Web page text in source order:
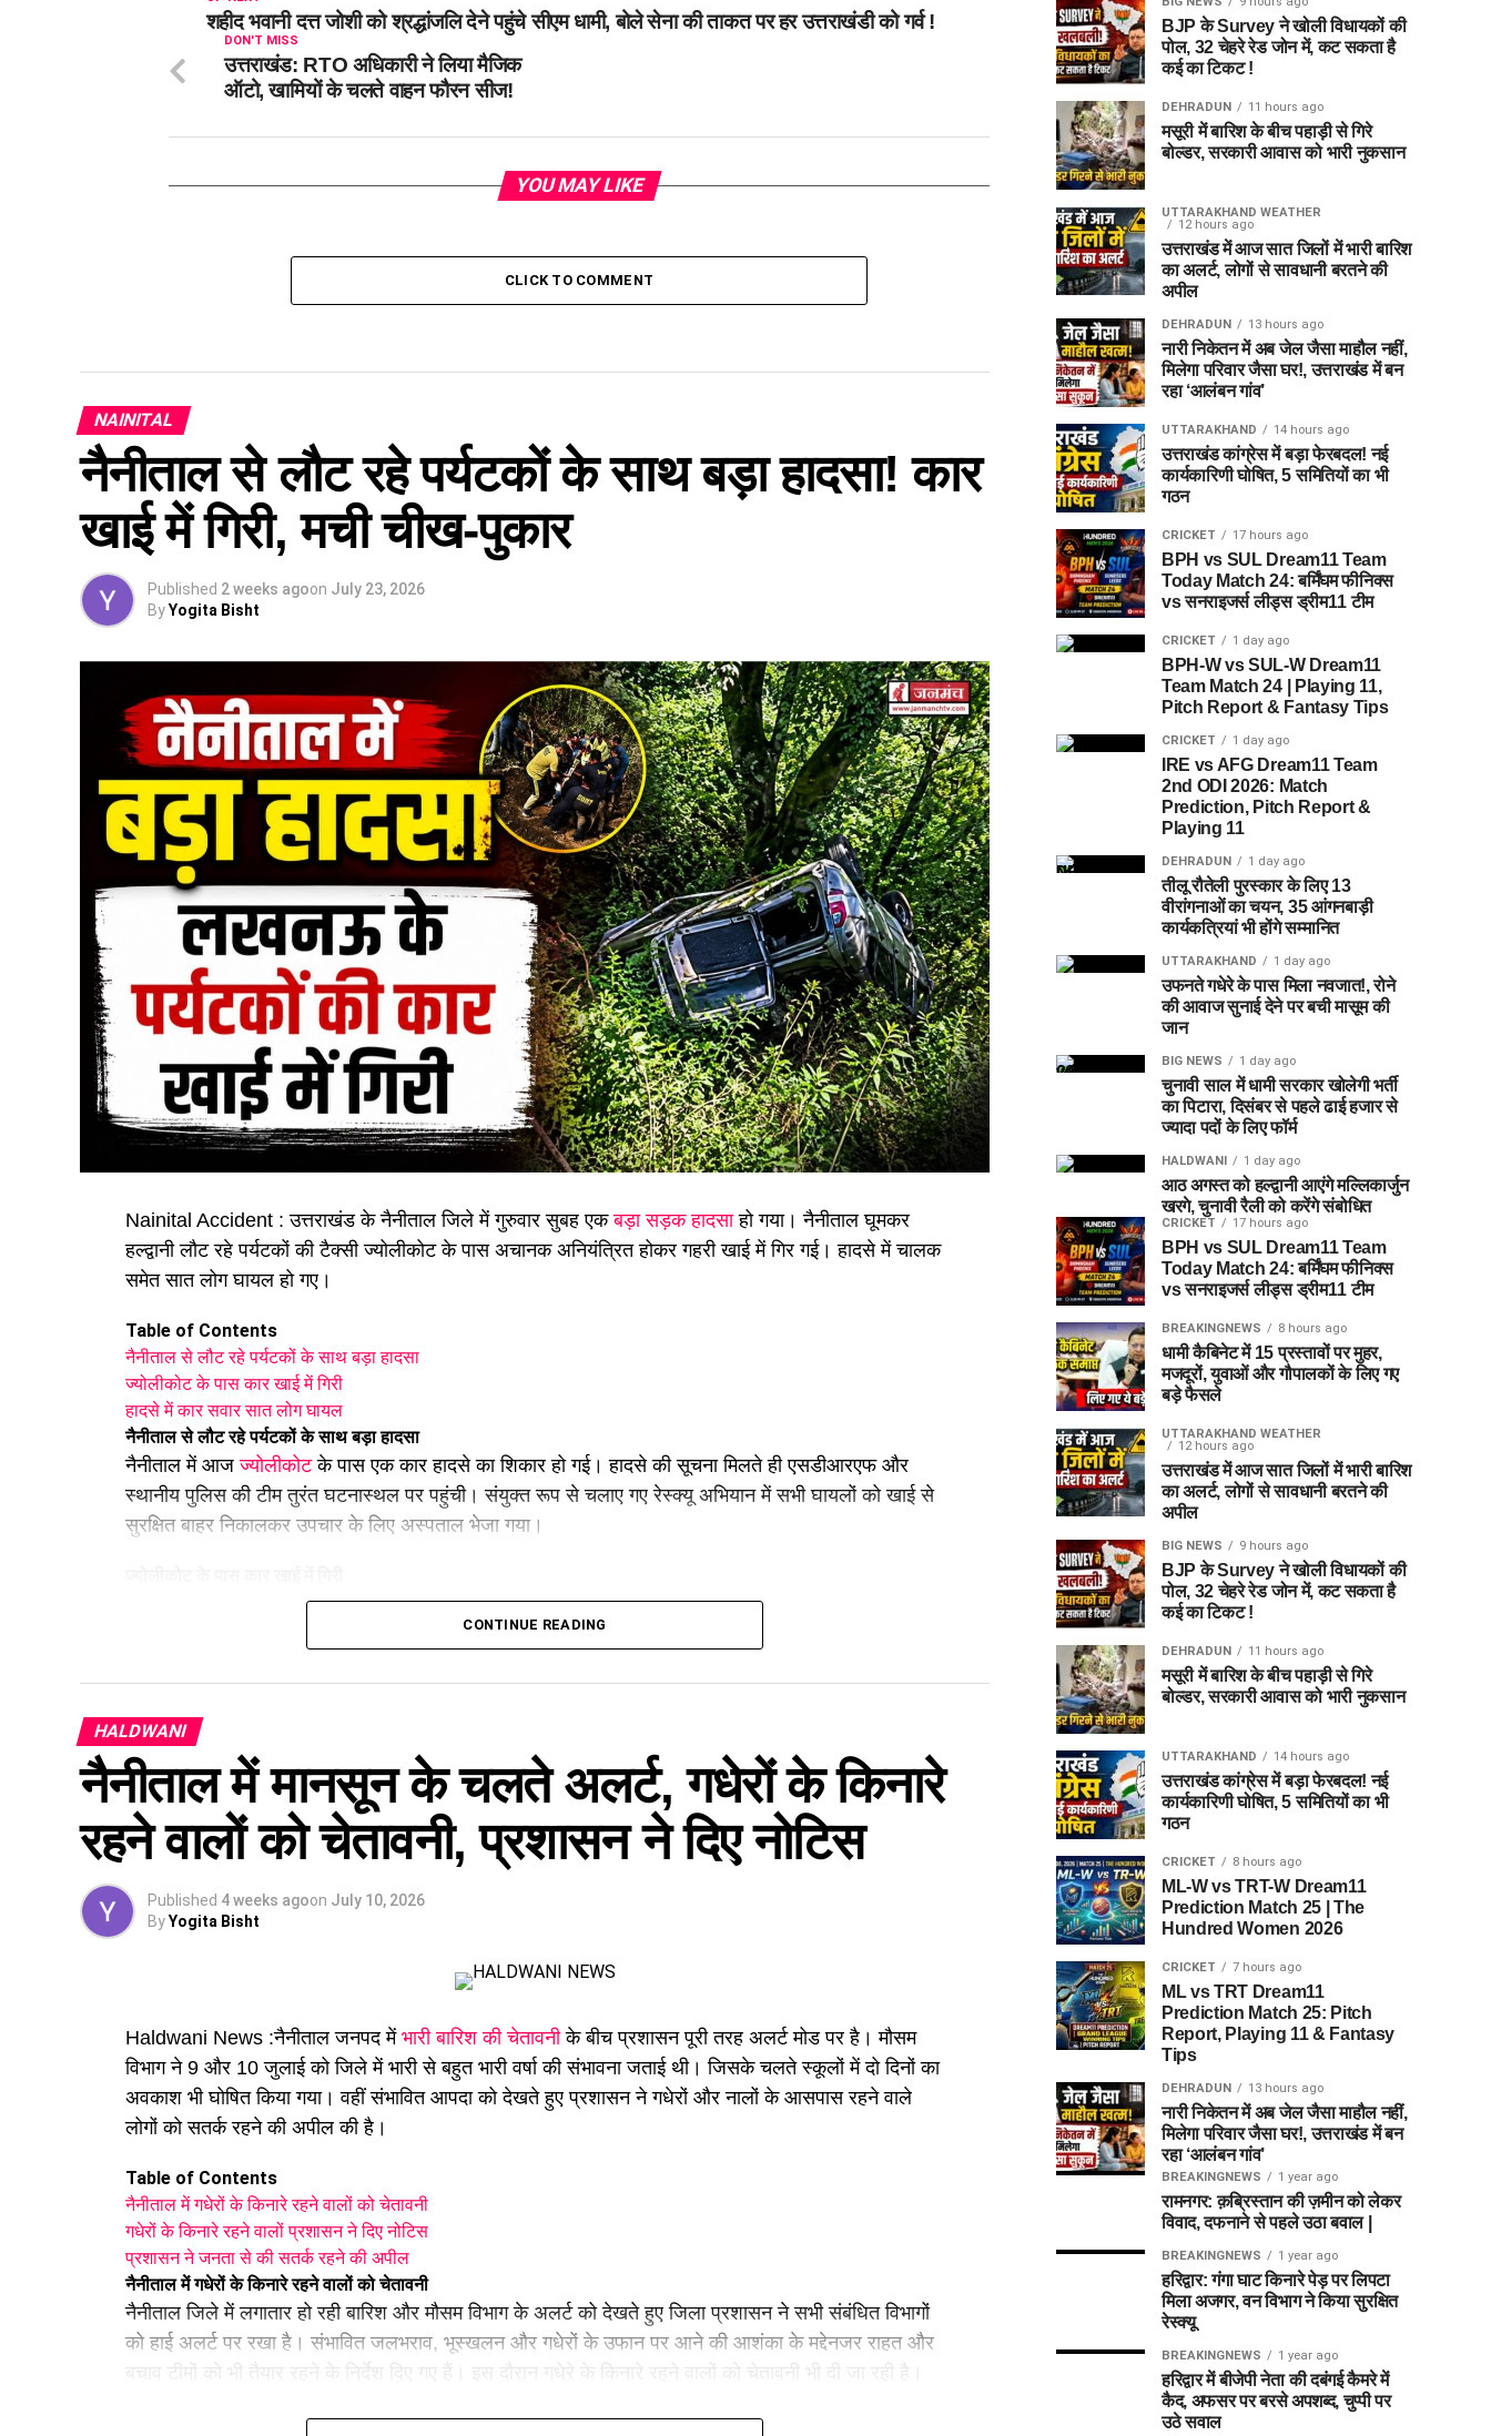
शहीद भवानी दत्त जोशी को श्रद्धांजलि देने पहुंचे सीएम धामी, बोले सेना की ताकत पर हर उत्तराखंडी को गर्व !
DON'T MISS
उत्तराखंड: RTO अधिकारी ने लिया मैजिक
ऑटो, खामियों के चलते वाहन फौरन सीज!
YOU MAY LIKE
CLICK TO COMMENT
NAINITAL
नैनीताल से लौट रहे पर्यटकों के साथ बड़ा हादसा! कार
खाई में गिरी, मची चीख-पुकार
Published 2 weeks agoon July 23, 2026
ByYogita Bisht
Nainital Accident : उत्तराखंड के नैनीताल जिले में गुरुवार सुबह एकबड़ा सड़क हादसाहो गया। नैनीताल घूमकर
हल्द्वानी लौट रहे पर्यटकों की टैक्सी ज्योलीकोट के पास अचानक अनियंत्रित होकर गहरी खाई में गिर गई। हादसे में चालक
समेत सात लोग घायल हो गए।
Table of Contents
नैनीताल से लौट रहे पर्यटकों के साथ बड़ा हादसा
ज्योलीकोट के पास कार खाई में गिरी
हादसे में कार सवार सात लोग घायल
नैनीताल से लौट रहे पर्यटकों के साथ बड़ा हादसा
नैनीताल में आजज्योलीकोटके पास एक कार हादसे का शिकार हो गई। हादसे की सूचना मिलते ही एसडीआरएफ और
स्थानीय पुलिस की टीम तुरंत घटनास्थल पर पहुंची। संयुक्त रूप से चलाए गए रेस्क्यू अभियान में सभी घायलों को खाई से
सुरक्षित बाहर निकालकर उपचार के लिए अस्पताल भेजा गया।
प्रारंभिक जानकारी के अनुसार, पर्यटक नैनीताल भ्रमण के बाद टैक्सी से हल्द्वानी की ओर लौट रहे थे। इसी दौरान
ज्योलीकोट क्षेत्र में वाहन चालक का नियंत्रण टैक्सी से हट गया और वाहन सड़क से नीचे करीब 40 मीटर गहरी खाई में
हादसे में कार सवार सात लोग घायल
हादसे में गंभीर रूप से घायल चालक और एक पर्यटक को प्राथमिक उपचार देने के बाद 108 एंबुलेंस की सहायता से
नैनीताल घूमने के लिए आए थे सभी पर्यटक
बताया गया है कि हादसे का शिकार हुए पर्यटक लखनऊ के गोमतीनगर निवासी हैं। घायलों में सिद्धार्थ प्रताप सिंह (24),
निखिल त्रिपाठी (20), आदित्य त्रिपाठी (24), सिद्धांत सिंह (23), आदर्श मिश्रा (23) और निखिलेंद्र सिंघल (23)
शामिल हैं। सभी लोग हल्द्वानी निवासी चालक संग्राम सिंह के साथ टैक्सी से काठगोदाम की ओर जा रहे थे।
CONTINUE READING
HALDWANI
नैनीताल में मानसून के चलते अलर्ट, गधेरों के किनारे
रहने वालों को चेतावनी, प्रशासन ने दिए नोटिस
Published 4 weeks agoon July 10, 2026
ByYogita Bisht
Haldwani News :नैनीताल जनपद मेंभारी बारिश की चेतावनीके बीच प्रशासन पूरी तरह अलर्ट मोड पर है। मौसम
विभाग ने 9 और 10 जुलाई को जिले में भारी से बहुत भारी वर्षा की संभावना जताई थी। जिसके चलते स्कूलों में दो दिनों का
अवकाश भी घोषित किया गया। वहीं संभावित आपदा को देखते हुए प्रशासन ने गधेरों और नालों के आसपास रहने वाले
लोगों को सतर्क रहने की अपील की है।
Table of Contents
नैनीताल में गधेरों के किनारे रहने वालों को चेतावनी
गधेरों के किनारे रहने वालों प्रशासन ने दिए नोटिस
प्रशासन ने जनता से की सतर्क रहने की अपील
नैनीताल में गधेरों के किनारे रहने वालों को चेतावनी
नैनीताल जिले में लगातार हो रही बारिश और मौसम विभाग के अलर्ट को देखते हुए जिला प्रशासन ने सभी संबंधित विभागों
को हाई अलर्ट पर रखा है। संभावित जलभराव, भूस्खलन और गधेरों के उफान पर आने की आशंका के मद्देनजर राहत और
गधेरों के किनारे रहने वालों प्रशासन ने दिए नोटिस
BJP के Survey ने खोली विधायकों की
पोल, 32 चेहरे रेड जोन में, कट सकता है
कई का टिकट !
DEHRADUN 11 hours ago
मसूरी में बारिश के बीच पहाड़ी से गिरे
बोल्डर, सरकारी आवास को भारी नुकसान
UTTARAKHAND WEATHER
12 hours ago
उत्तराखंड में आज सात जिलों में भारी बारिश
का अलर्ट, लोगों से सावधानी बरतने की
अपील
DEHRADUN 13 hours ago
नारी निकेतन में अब जेल जैसा माहौल नहीं,
मिलेगा परिवार जैसा घर!, उत्तराखंड में बन
रहा ‘आलंबन गांव’
UTTARAKHAND 14 hours ago
उत्तराखंड कांग्रेस में बड़ा फेरबदल! नई
कार्यकारिणी घोषित, 5 समितियों का भी
गठन
CRICKET 17 hours ago
BPH vs SUL Dream11 Team
Today Match 24: बर्मिंघम फीनिक्स
vs सनराइजर्स लीड्स ड्रीम11 टीम
CRICKET 1 day ago
BPH-W vs SUL-W Dream11
Team Match 24 | Playing 11,
Pitch Report & Fantasy Tips
CRICKET 1 day ago
IRE vs AFG Dream11 Team
2nd ODI 2026: Match
Prediction, Pitch Report &
Playing 11
DEHRADUN 1 day ago
तीलू रौतेली पुरस्कार के लिए 13
वीरांगनाओं का चयन, 35 आंगनबाड़ी
कार्यकत्रियां भी होंगे सम्मानित
UTTARAKHAND 1 day ago
उफनते गधेरे के पास मिला नवजात!, रोने
की आवाज सुनाई देने पर बची मासूम की
जान
BIG NEWS 1 day ago
चुनावी साल में धामी सरकार खोलेगी भर्ती
का पिटारा, दिसंबर से पहले ढाई हजार से
ज्यादा पदों के लिए फॉर्म
HALDWANI 1 day ago
आठ अगस्त को हल्द्वानी आएंगे मल्लिकार्जुन
खरगे, चुनावी रैली को करेंगे संबोधित
CRICKET 17 hours ago
BPH vs SUL Dream11 Team
Today Match 24: बर्मिंघम फीनिक्स
vs सनराइजर्स लीड्स ड्रीम11 टीम
BREAKINGNEWS 8 hours ago
धामी कैबिनेट में 15 प्रस्तावों पर मुहर,
मजदूरों, युवाओं और गौपालकों के लिए गए
बड़े फैसले
UTTARAKHAND WEATHER
12 hours ago
उत्तराखंड में आज सात जिलों में भारी बारिश
का अलर्ट, लोगों से सावधानी बरतने की
अपील
BIG NEWS 9 hours ago
BJP के Survey ने खोली विधायकों की
पोल, 32 चेहरे रेड जोन में, कट सकता है
कई का टिकट !
DEHRADUN 11 hours ago
मसूरी में बारिश के बीच पहाड़ी से गिरे
बोल्डर, सरकारी आवास को भारी नुकसान
UTTARAKHAND 14 hours ago
उत्तराखंड कांग्रेस में बड़ा फेरबदल! नई
कार्यकारिणी घोषित, 5 समितियों का भी
गठन
CRICKET 8 hours ago
ML-W vs TRT-W Dream11
Prediction Match 25 | The
Hundred Women 2026
CRICKET 7 hours ago
ML vs TRT Dream11
Prediction Match 25: Pitch
Report, Playing 11 & Fantasy
Tips
DEHRADUN 13 hours ago
नारी निकेतन में अब जेल जैसा माहौल नहीं,
मिलेगा परिवार जैसा घर!, उत्तराखंड में बन
रहा ‘आलंबन गांव’
BREAKINGNEWS 1 year ago
रामनगर: क़ब्रिस्तान की ज़मीन को लेकर
विवाद, दफनाने से पहले उठा बवाल |
BREAKINGNEWS 1 year ago
हरिद्वार: गंगा घाट किनारे पेड़ पर लिपटा
मिला अजगर, वन विभाग ने किया सुरक्षित
रेस्क्यू
BREAKINGNEWS 1 year ago
हरिद्वार में बीजेपी नेता की दबंगई कैमरे में
कैद, अफसर पर बरसे अपशब्द, चुप्पी पर
उठे सवाल